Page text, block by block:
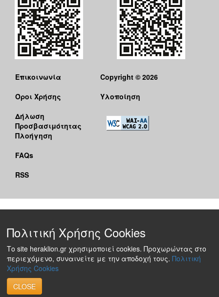
Επικοινωνία
Όροι Χρήσης
Δήλωση
Προσβασιμότητας
Πλοήγηση
FAQs
RSS
Copyright © 2026
Υλοποίηση
Πολιτική Χρήσης Cookies
Το site heraklion.gr χρησιμοποιεί cookies. Προχωρώντας στο
περιεχόμενο, συναινείτε με την αποδοχή τους. Πολιτική
Χρήσης Cookies
CLOSE